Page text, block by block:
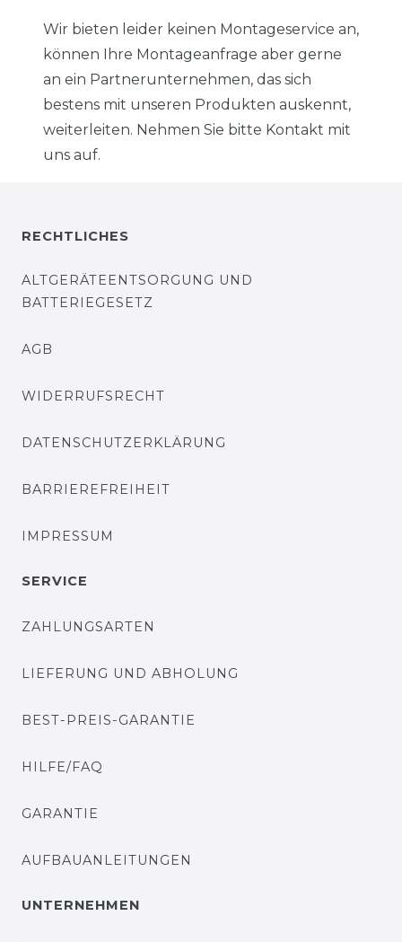
Wir bieten leider keinen Montageservice an,
können Ihre Montageanfrage aber gerne
an ein Partnerunternehmen, das sich
bestens mit unseren Produkten auskennt,
weiterleiten. Nehmen Sie bitte Kontakt mit
uns auf.
RECHTLICHES
ALTGERÄTEENTSORGUNG UND
BATTERIEGESETZ
AGB
WIDERRUFSRECHT
DATENSCHUTZERKLÄRUNG
BARRIEREFREIHEIT
IMPRESSUM
SERVICE
ZAHLUNGSARTEN
LIEFERUNG UND ABHOLUNG
BEST-PREIS-GARANTIE
HILFE/FAQ
GARANTIE
AUFBAUANLEITUNGEN
UNTERNEHMEN